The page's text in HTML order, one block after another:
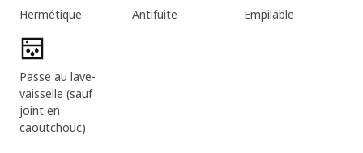
Hermétique Antifuite Empilable
Passe au lave-
vaisselle (sauf
joint en
caoutchouc)